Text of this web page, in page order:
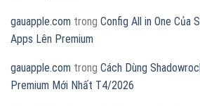
gauapple.com trong Config All in One Của
Apps Lên Premium
gauapple.com trong Cách Dùng
Premium Mới Nhất T4/2026